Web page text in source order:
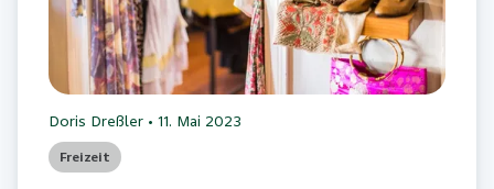
Doris Dreßler• 11. Mai 2023
Freizeit